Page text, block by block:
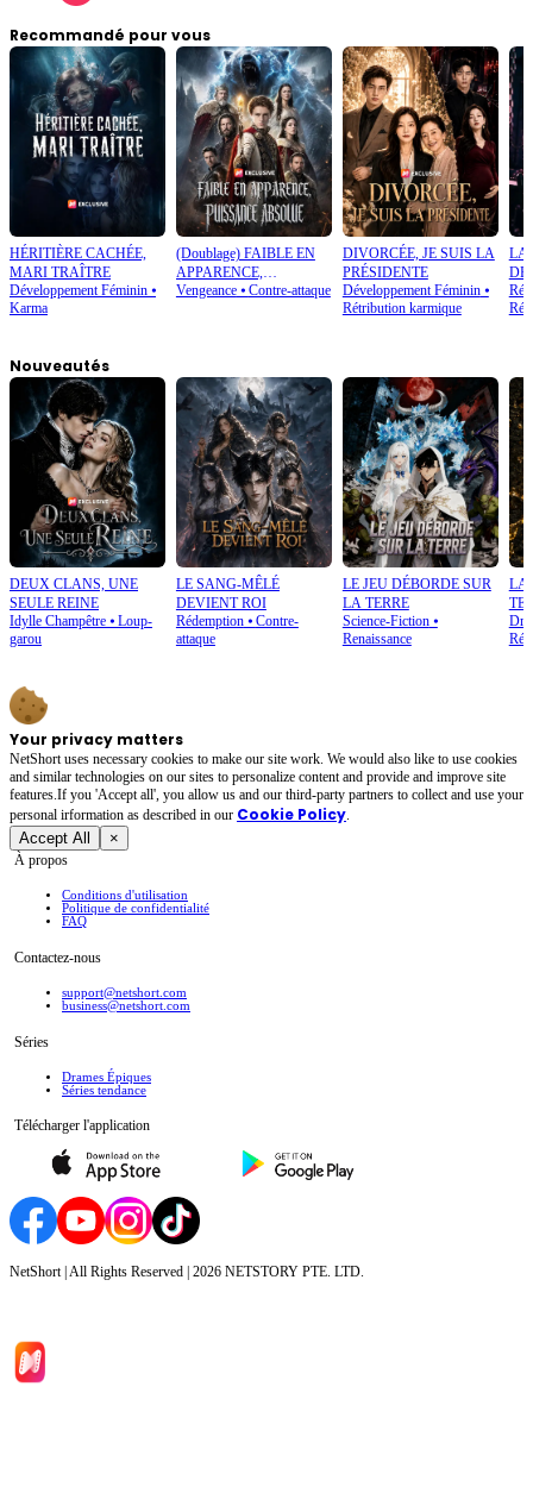
Recommandé pour vous
HÉRITIÈRE CACHÉE,
MARI TRAÎTRE
Développement Féminin ⦁
Karma
(Doublage) FAIBLE EN
APPARENCE,
PUISSANCE ABSOLUE
Vengeance⦁ Contre-attaque
DIVORCÉE, JE SUIS LA
PRÉSIDENTE
Développement Féminin⦁
Rétribution karmique
LA
Nouveautés
DEUX CLANS, UNE
SEULE REINE
Idylle Champêtre ⦁ Loup-
garou
LE SANG-MÊLÉ
DEVIENT ROI
Rédemption⦁ Contre-
attaque
LE JEU DÉBORDE SUR
LA TERRE
Science-Fiction⦁
Renaissance
LA
Your privacy matters
NetShort uses necessary cookies to make our site work. We would also like to use cookies
and similar technologies on our sites to personalize content and provide and improve site
features.If you 'Accept all', you allow us and our third-party partners to collect and use your
personal irformation as described in our Cookie Policy.
Accept All ×
À propos
Conditions d'utilisation
Politique de confidentialité
FAQ
Contactez-nous
support@netshort.com
business@netshort.com
Séries
Drames Épiques
Séries tendance
Télécharger l'application
NetShort | All Rights Reserved | 2026 NETSTORY PTE. LTD.